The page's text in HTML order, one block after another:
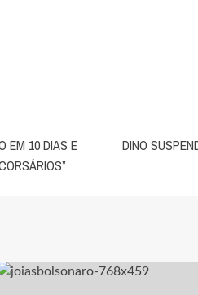
EM 10 DIAS E
DINO